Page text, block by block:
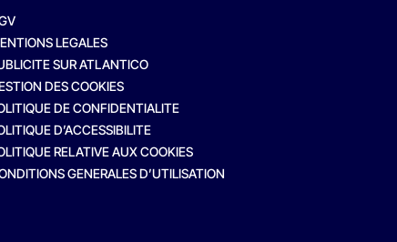
LEGALES
SUR ATLANTICO
DES COOKIES
DE CONFIDENTIALITE
D’ACCESSIBILITE
RELATIVE AUX COOKIES
GENERALES D’UTILISATION